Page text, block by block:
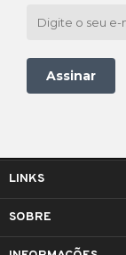
Assinar
LINKS
SOBRE